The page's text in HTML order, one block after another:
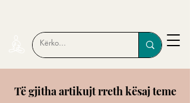
Të gjitha artikujt rreth kësaj teme